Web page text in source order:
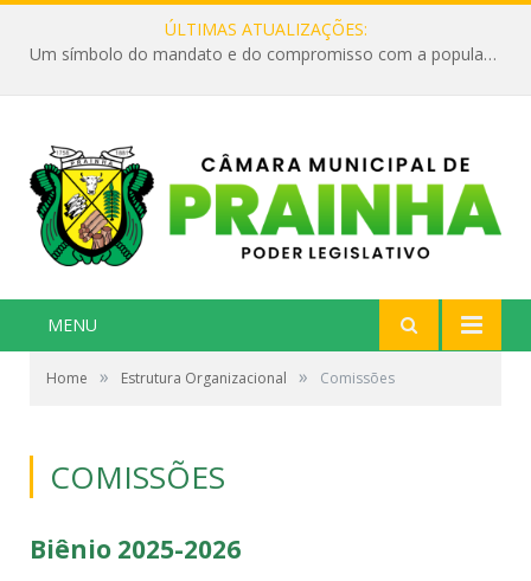
ÚLTIMAS ATUALIZAÇÕES:
Um símbolo do mandato e do compromisso com a população
MENU
Home » Estrutura Organizacional » Comissões
COMISSÕES
Biênio 2025-2026